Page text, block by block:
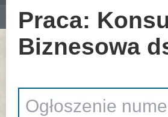
Praca:
Biznesowa
Ogłoszenie